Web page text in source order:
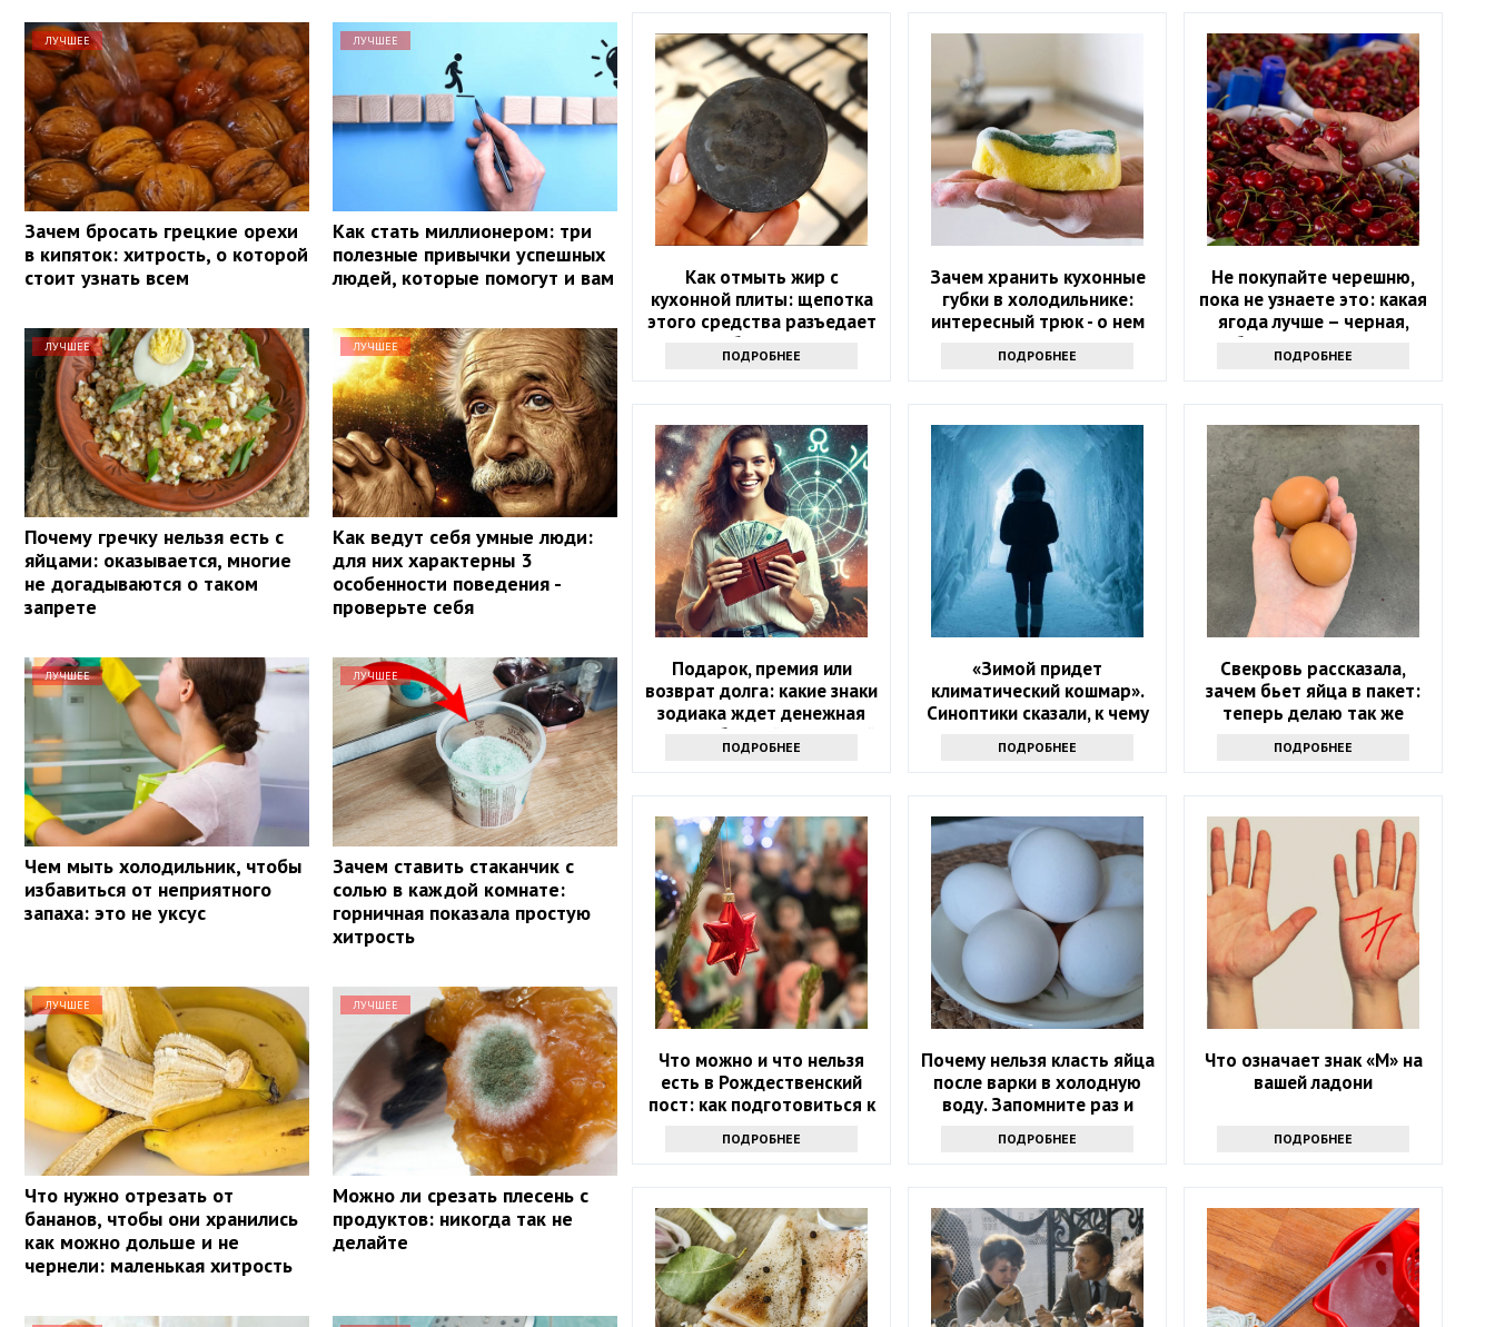
ЛУЧШЕЕ
Зачем бросать грецкие орехи
в кипяток: хитрость, о которой
стоит узнать всем
ЛУЧШЕЕ
Как стать миллионером: три
полезные привычки успешных
людей, которые помогут и вам
ЛУЧШЕЕ
Почему гречку нельзя есть с
яйцами: оказывается, многие
не догадываются о таком
запрете
ЛУЧШЕЕ
Как ведут себя умные люди:
для них характерны 3
особенности поведения -
проверьте себя
ЛУЧШЕЕ
Чем мыть холодильник, чтобы
избавиться от неприятного
запаха: это не уксус
ЛУЧШЕЕ
Зачем ставить стаканчик с
солью в каждой комнате:
горничная показала простую
хитрость
ЛУЧШЕЕ
Что нужно отрезать от
бананов, чтобы они хранились
как можно дольше и не
чернели: маленькая хитрость
ЛУЧШЕЕ
Можно ли срезать плесень с
продуктов: никогда так не
делайте
Как отмыть жир с
кухонной плиты: щепотка
этого средства разъедает
любую грязь
ПОДРОБНЕЕ
Зачем хранить кухонные
губки в холодильнике:
интересный трюк - о нем
продвинутые хозяйки
ПОДРОБНЕЕ
Не покупайте черешню,
пока не узнаете это: какая
ягода лучше – черная,
белая или розовая
ПОДРОБНЕЕ
Подарок, премия или
возврат долга: какие знаки
зодиака ждет денежная
удача в ближайшие 5 дней
ПОДРОБНЕЕ
«Зимой придет
климатический кошмар».
Синоптики сказали, к чему
ПОДРОБНЕЕ
Свекровь рассказала,
зачем бьет яйца в пакет:
теперь делаю так же
ПОДРОБНЕЕ
Что можно и что нельзя
есть в Рождественский
пост: как подготовиться к
ПОДРОБНЕЕ
Почему нельзя класть яйца
после варки в холодную
воду. Запомните раз и
ПОДРОБНЕЕ
Что означает знак «М» на
вашей ладони
ПОДРОБНЕЕ